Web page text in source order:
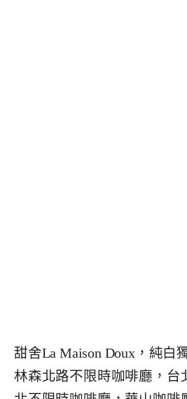
甜舍La Maison Doux，純白
林森北路不限時咖啡廳，台